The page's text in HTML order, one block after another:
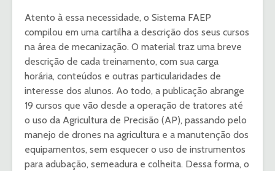
Atento à essa necessidade, o Sistema FAEP
compilou em uma cartilha a descrição dos seus cursos
na área de mecanização. O material traz uma breve
descrição de cada treinamento, com sua carga
horária, conteúdos e outras particularidades de
interesse dos alunos. Ao todo, a publicação abrange
19 cursos que vão desde a operação de tratores até
o uso da Agricultura de Precisão (AP), passando pelo
manejo de drones na agricultura e a manutenção dos
equipamentos, sem esquecer o uso de instrumentos
para adubação, semeadura e colheita. Dessa forma, o